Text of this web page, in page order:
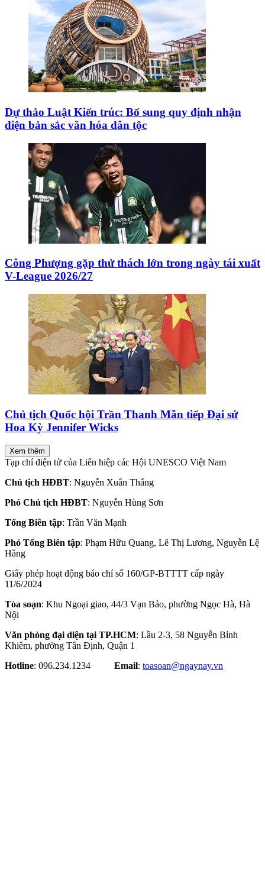
Dự thảo Luật Kiến trúc: Bổ sung quy định nhận
diện bản sắc văn hóa dân tộc
Công Phượng gặp thử thách lớn trong ngày tái xuất
V-League 2026/27
Chủ tịch Quốc hội Trần Thanh Mẫn tiếp Đại sứ
Hoa Kỳ Jennifer Wicks
Xem thêm
Tạp chí điện tử của Liên hiệp các Hội UNESCO Việt Nam
Chủ tịch HĐBT: Nguyễn Xuân Thắng
Phó Chủ tịch HĐBT: Nguyễn Hùng Sơn
Tổng Biên tập: Trần Văn Mạnh
Phó Tổng Biên tập: Phạm Hữu Quang, Lê Thị Lương, Nguyễn Lệ
Hằng
Giấy phép hoạt động báo chí số 160/GP-BTTTT cấp ngày
11/6/2024
Tòa soạn: Khu Ngoại giao, 44/3 Vạn Bảo, phường Ngọc Hà, Hà
Nội
Văn phòng đại diện tại TP.HCM: Lầu 2-3, 58 Nguyễn Bỉnh
Khiêm, phường Tân Định, Quận 1
Hotline: 096.234.1234 Email: toasoan@ngaynay.vn